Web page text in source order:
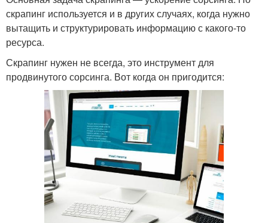
скрапинг используется и в других случаях, когда нужно
вытащить и структурировать информацию с какого-то
ресурса.
Скрапинг нужен не всегда, это инструмент для
продвинутого сорсинга. Вот когда он пригодится: